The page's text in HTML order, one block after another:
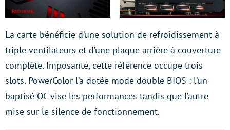
La carte bénéficie d’une solution de refroidissement à
triple ventilateurs et d’une plaque arrière à couverture
complète. Imposante, cette référence occupe trois
slots. PowerColor l’a dotée mode double BIOS : l’un
baptisé OC vise les performances tandis que l’autre
mise sur le silence de fonctionnement.